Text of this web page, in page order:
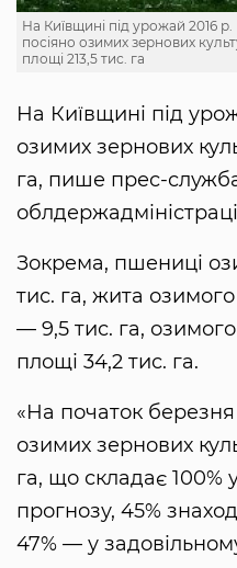
На Київщині під урожай 2016 р.
посіяно озимих зернових
площі 213,5 тис. га
На Київщині під
озимих зернових
га, пише прес-
Зокрема, пшениці
тис. га, жита
— 9,5 тис. га,
площі 34,2 тис. га.
«На початок
озимих зернових
га, що складає 100%
прогнозу, 45%
47% — у